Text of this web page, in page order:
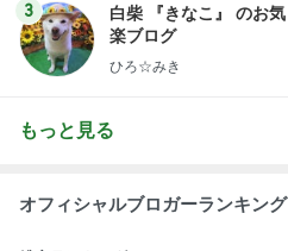
3
白柴 『きなこ』 のお気
楽ブログ
ひろ☆みき
もっと見る
オフィシャルブロガーランキング